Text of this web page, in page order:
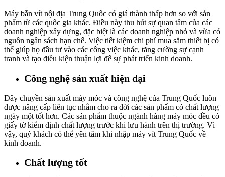
Máy bắn vít nội địa Trung Quốc có giá thành thấp hơn so với sản
phẩm từ các quốc gia khác. Điều này thu hút sự quan tâm của các
doanh nghiệp xây dựng, đặc biệt là các doanh nghiệp nhỏ và vừa có
nguồn ngân sách hạn chế. Việc tiết kiệm chi phí mua sắm thiết bị có
thể giúp họ đầu tư vào các công việc khác, tăng cường sự cạnh
tranh và tạo điều kiện thuận lợi để sự phát triển kinh doanh.
Công nghệ sản xuất hiện đại
Dây chuyền sản xuất máy móc và công nghệ của Trung Quốc luôn
được nâng cấp liên tục nhằm cho ra đời các sản phẩm có chất lượng
ngày một tốt hơn. Các sản phẩm thuộc ngành hàng máy móc đều có
giấy tờ kiểm định chất lượng trước khi lưu hành trên thị trường. Vì
vậy, quý khách có thể yên tâm khi nhập máy vít Trung Quốc về
kinh doanh.
Chất lượng tốt